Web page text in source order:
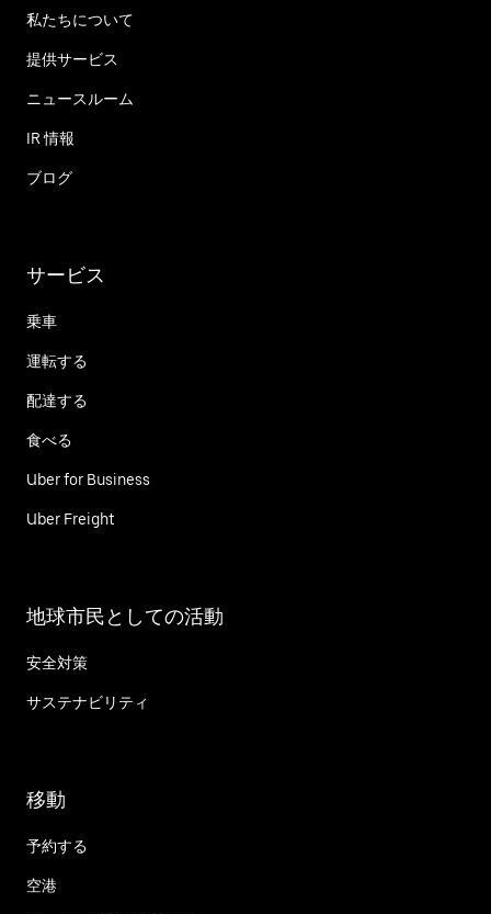
私たちについて
提供サービス
ニュースルーム
IR 情報
ブログ
サービス
乗車
運転する
配達する
食べる
Uber for Business
Uber Freight
地球市民としての活動
安全対策
サステナビリティ
移動
予約する
空港